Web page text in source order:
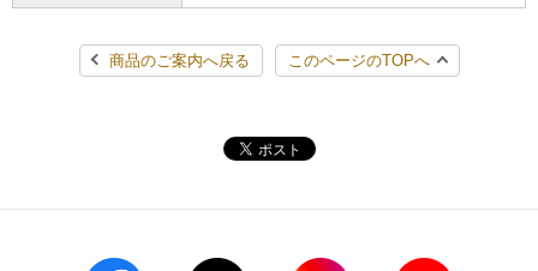
セブン‐イレブンの海外事業
サステナビリティレポート
简体中文(服务)
한국어(서비스)
商品のご案内へ戻る このページのTOPへ